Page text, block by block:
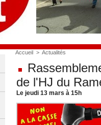
Accueil > Actualités
de l'HJ du
Le jeudi 13 mars à 15h